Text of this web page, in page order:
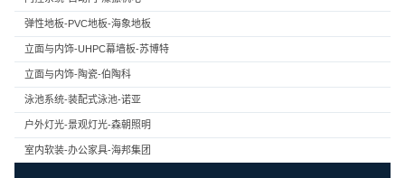
弹性地板-PVC地板-海象地板
立面与内饰-UHPC幕墙板-苏博特
立面与内饰-陶瓷-伯陶科
泳池系统-装配式泳池-诺亚
户外灯光-景观灯光-森朝照明
室内软装-办公家具-海邦集团